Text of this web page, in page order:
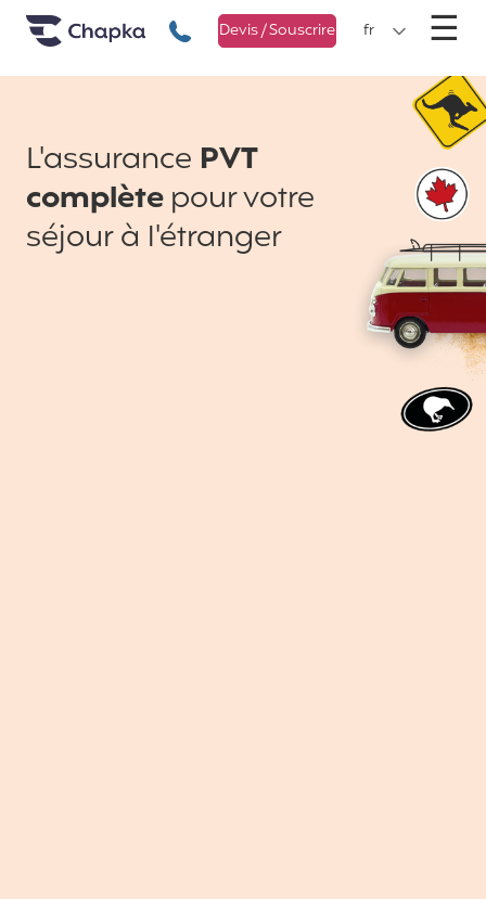
Chapka Assurances Voyages
+33 1 74 85 50 50
Devis / Souscrire fr ☰
L'assurance PVT
complètepour votre
séjour à l'étranger